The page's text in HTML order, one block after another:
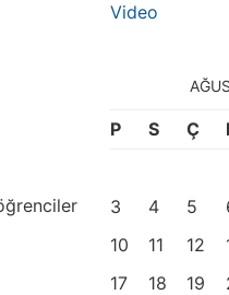
Video
P S Ç
3
4 5
10
11 12
17
18 19